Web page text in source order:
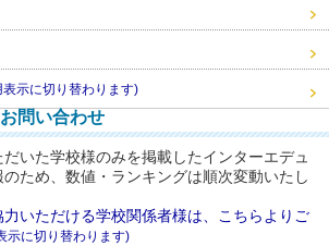
表示に切り替わります)
問い合わせ
いた学校様のみを掲載したインターエデュ
ため、数値・ランキングは順次変動いたし
いただける学校関係者様は、こちらよりご
示に切り替わります)